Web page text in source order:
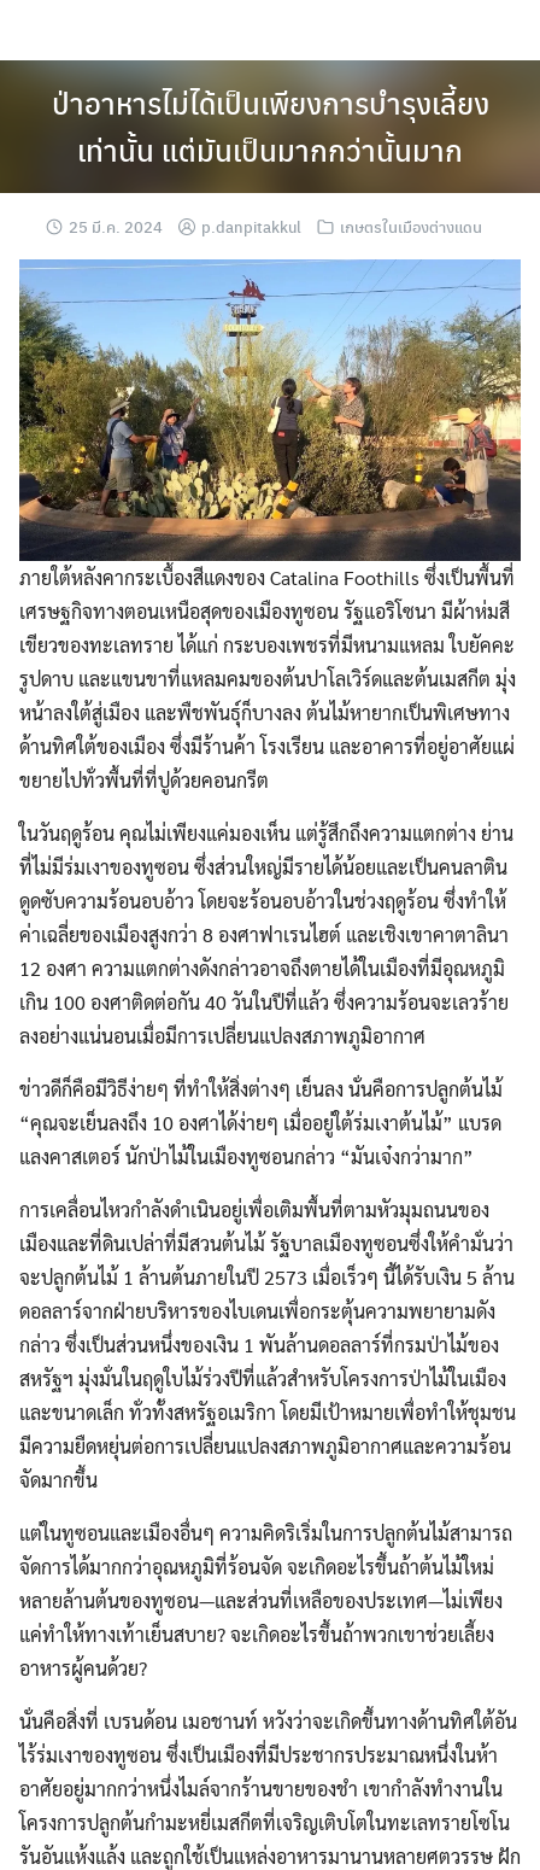
content
ป่าอาหารไม่ได้เป็นเพียงการบำรุงเลี้ยง
เท่านั้น แต่มันเป็นมากกว่านั้นมาก
25 มี.ค. 2024 p.danpitakkul เกษตรในเมืองต่างแดน
ภายใต้หลังคากระเบื้องสีแดงของ Catalina Foothills ซึ่งเป็นพื้นที่
เศรษฐกิจทางตอนเหนือสุดของเมืองทูซอน รัฐแอริโซนา มีผ้าห่มสี
เขียวของทะเลทราย ได้แก่ กระบองเพชรที่มีหนามแหลม ใบยัคคะ
รูปดาบ และแขนขาที่แหลมคมของต้นปาโลเวิร์ดและต้นเมสกีต มุ่ง
หน้าลงใต้สู่เมือง และพืชพันธุ์ก็บางลง ต้นไม้หายากเป็นพิเศษทาง
ด้านทิศใต้ของเมือง ซึ่งมีร้านค้า โรงเรียน และอาคารที่อยู่อาศัยแผ่
ขยายไปทั่วพื้นที่ที่ปูด้วยคอนกรีต
ในวันฤดูร้อน คุณไม่เพียงแค่มองเห็น แต่รู้สึกถึงความแตกต่าง ย่าน
ที่ไม่มีร่มเงาของทูซอน ซึ่งส่วนใหญ่มีรายได้น้อยและเป็นคนลาติน
ดูดซับความร้อนอบอ้าว โดยจะร้อนอบอ้าวในช่วงฤดูร้อน ซึ่งทำให้
ค่าเฉลี่ยของเมืองสูงกว่า 8 องศาฟาเรนไฮต์ และเชิงเขาคาตาลินา
12 องศา ความแตกต่างดังกล่าวอาจถึงตายได้ในเมืองที่มีอุณหภูมิ
เกิน 100 องศาติดต่อกัน 40 วันในปีที่แล้ว ซึ่งความร้อนจะเลวร้าย
ลงอย่างแน่นอนเมื่อมีการเปลี่ยนแปลงสภาพภูมิอากาศ
ข่าวดีก็คือมีวิธีง่ายๆ ที่ทำให้สิ่งต่างๆ เย็นลง นั่นคือการปลูกต้นไม้
“คุณจะเย็นลงถึง 10 องศาได้ง่ายๆ เมื่ออยู่ใต้ร่มเงาต้นไม้” แบรด
แลงคาสเตอร์ นักป่าไม้ในเมืองทูซอนกล่าว “มันเจ๋งกว่ามาก”
การเคลื่อนไหวกำลังดำเนินอยู่เพื่อเติมพื้นที่ตามหัวมุมถนนของ
เมืองและที่ดินเปล่าที่มีสวนต้นไม้ รัฐบาลเมืองทูซอนซึ่งให้คำมั่นว่า
จะปลูกต้นไม้ 1 ล้านต้นภายในปี 2573 เมื่อเร็วๆ นี้ได้รับเงิน 5 ล้าน
ดอลลาร์จากฝ่ายบริหารของไบเดนเพื่อกระตุ้นความพยายามดัง
กล่าว ซึ่งเป็นส่วนหนึ่งของเงิน 1 พันล้านดอลลาร์ที่กรมป่าไม้ของ
สหรัฐฯ มุ่งมั่นในฤดูใบไม้ร่วงปีที่แล้วสำหรับโครงการป่าไม้ในเมือง
และขนาดเล็ก ทั่วทั้งสหรัฐอเมริกา โดยมีเป้าหมายเพื่อทำให้ชุมชน
มีความยืดหยุ่นต่อการเปลี่ยนแปลงสภาพภูมิอากาศและความร้อน
จัดมากขึ้น
แต่ในทูซอนและเมืองอื่นๆ ความคิดริเริ่มในการปลูกต้นไม้สามารถ
จัดการได้มากกว่าอุณหภูมิที่ร้อนจัด จะเกิดอะไรขึ้นถ้าต้นไม้ใหม่
หลายล้านต้นของทูซอน—และส่วนที่เหลือของประเทศ—ไม่เพียง
แค่ทำให้ทางเท้าเย็นสบาย? จะเกิดอะไรขึ้นถ้าพวกเขาช่วยเลี้ยง
อาหารผู้คนด้วย?
นั่นคือสิ่งที่ เบรนด้อน เมอชานท์ หวังว่าจะเกิดขึ้นทางด้านทิศใต้อัน
ไร้ร่มเงาของทูซอน ซึ่งเป็นเมืองที่มีประชากรประมาณหนึ่งในห้า
อาศัยอยู่มากกว่าหนึ่งไมล์จากร้านขายของชำ เขากำลังทำงานใน
โครงการปลูกต้นกำมะหยี่เมสกีตที่เจริญเติบโตในทะเลทรายโซโน
รันอันแห้งแล้ง และถูกใช้เป็นแหล่งอาหารมานานหลายศตวรรษ ฝัก